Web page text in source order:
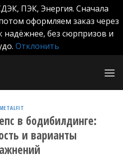
ПЭК, Энергия. Сначала
оформляем заказ через
надёжнее, без сюрпризов и
Отклонить
в бодибилдинге:
и варианты